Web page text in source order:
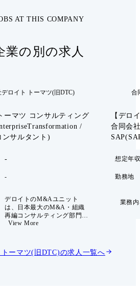
AT THIS COMPANY
業の別の求人
ロイト トーマツ(旧DTC)
ーマツ コンサルティング
/
サルタント)
-
-
デロイトのM&Aユニット
は、日本最大のM&A・組織
再編コンサルティング部門で
あり、CXOに寄り添い、企業
決・企業変革をリードするプ
ロフェッショナル集団です。
View More
合
【デロ
合同会
想定年
勤務地
業務
ーマツ(旧DTC)の求人一覧へ